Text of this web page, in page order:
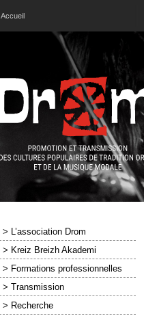
Accueil
> L’association Drom
> Kreiz Breizh Akademi
> Formations professionnelles
> Transmission
> Recherche